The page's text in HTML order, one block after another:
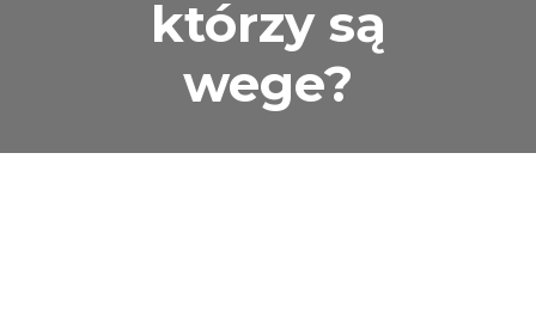
którzy są
wege?